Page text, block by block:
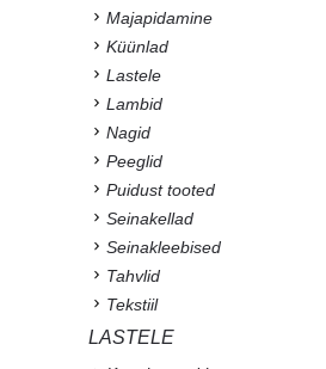
Majapidamine
Küünlad
Lastele
Lambid
Nagid
Peeglid
Puidust tooted
Seinakellad
Seinakleebised
Tahvlid
Tekstiil
LASTELE